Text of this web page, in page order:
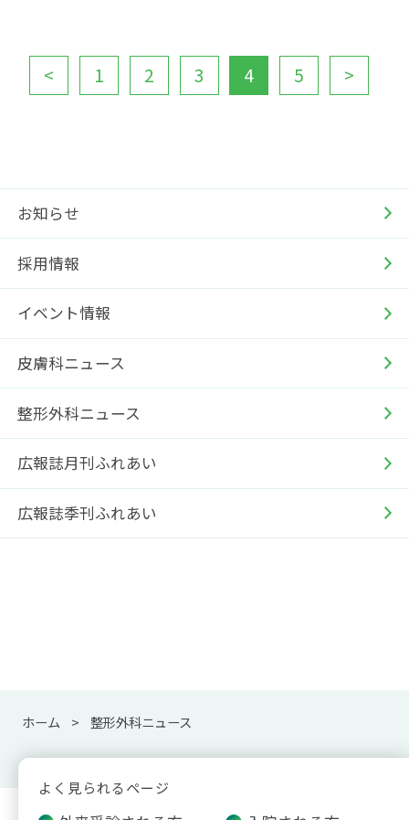
お知らせ
採用情報
イベント情報
皮膚科ニュース
整形外科ニュース
広報誌月刊ふれあい
広報誌季刊ふれあい
< 1 2 3 4 5 >
ホーム 整形外科ニュース
よく見られるページ